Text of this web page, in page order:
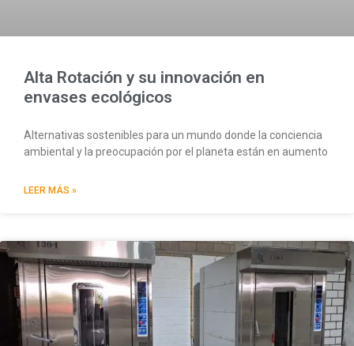
Alta Rotación y su innovación en
envases ecológicos
Alternativas sostenibles para un mundo donde la conciencia
ambiental y la preocupación por el planeta están en aumento
LEER MÁS »